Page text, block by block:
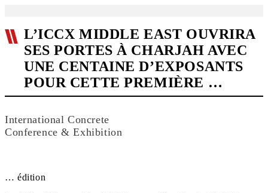
L’ICCX MIDDLE EAST OUVRIRA
SES PORTES À CHARJAH AVEC
UNE CENTAINE D’EXPOSANTS
POUR CETTE PREMIÈRE …
International Concrete
Conference & Exhibition
… édition